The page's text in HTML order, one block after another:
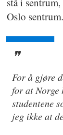
Oslo sentrum.
For å gjøre
for at Norge
studentene
jeg ikke at